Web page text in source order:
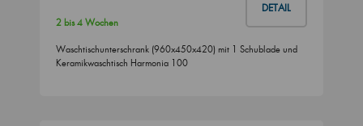
DETAIL
2 bis 4 Wochen
Waschtischunterschrank (960x450x420) mit 1 Schublade und
Keramikwaschtisch Harmonia 100